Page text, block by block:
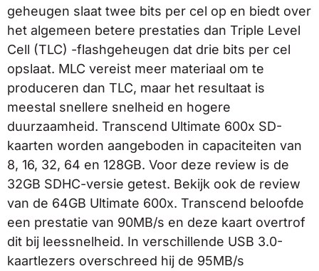
geheugen slaat twee bits per cel op en biedt over
het algemeen betere prestaties dan Triple Level
Cell (TLC) -flashgeheugen dat drie bits per cel
opslaat. MLC vereist meer materiaal om te
produceren dan TLC, maar het resultaat is
meestal snellere snelheid en hogere
duurzaamheid. Transcend Ultimate 600x SD-
kaarten worden aangeboden in capaciteiten van
8, 16, 32, 64 en 128GB. Voor deze review is de
32GB SDHC-versie getest. Bekijk ook de review
van de 64GB Ultimate 600x. Transcend beloofde
een prestatie van 90MB/s en deze kaart overtrof
dit bij leessnelheid. In verschillende USB 3.0-
kaartlezers overschreed hij de 95MB/s